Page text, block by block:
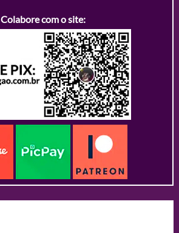
Colabore com o site: